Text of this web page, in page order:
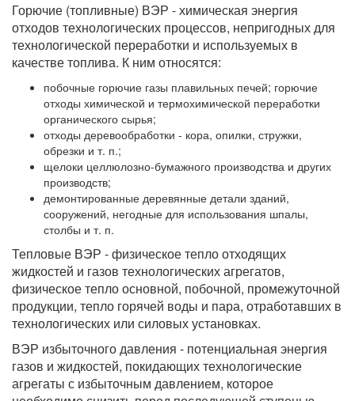
Горючие (топливные) ВЭР - химическая энергия
отходов технологических процессов, непригодных для
технологической переработки и используемых в
качестве топлива. К ним относятся:
побочные горючие газы плавильных печей; горючие
отходы химической и термохимической переработки
органического сырья;
отходы деревообработки - кора, опилки, стружки,
обрезки и т. п.;
щелоки целлюлозно-бумажного производства и других
производств;
демонтированные деревянные детали зданий,
сооружений, негодные для использования шпалы,
столбы и т. п.
Тепловые ВЭР - физическое тепло отходящих
жидкостей и газов технологических агрегатов,
физическое тепло основной, побочной, промежуточной
продукции, тепло горячей воды и пара, отработавших в
технологических или силовых установках.
ВЭР избыточного давления - потенциальная энергия
газов и жидкостей, покидающих технологические
агрегаты с избыточным давлением, которое